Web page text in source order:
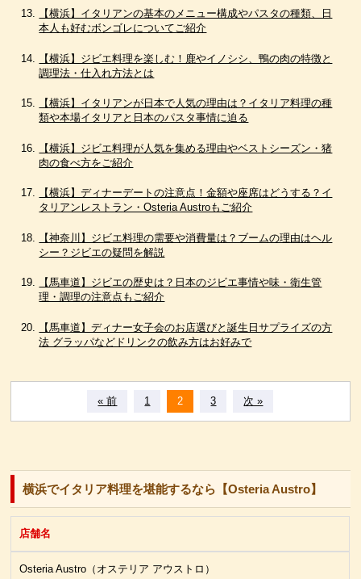
【横浜】イタリアンの基本のメニュー構成やパスタの種類、日
本人も好むボンゴレについてご紹介
【横浜】ジビエ料理を楽しむ！鹿やイノシシ、鴨の肉の特徴と
調理法・仕入れ方法とは
【横浜】イタリアンが日本で人気の理由は？イタリア料理の種
類や本場イタリアと日本のパスタ事情に迫る
【横浜】ジビエ料理が人気を集める理由やベストシーズン・猪
肉の食べ方をご紹介
【横浜】ディナーデートの注意点！金額や座席はどうする？イ
タリアンレストラン・Osteria Austroもご紹介
【神奈川】ジビエ料理の需要や消費量は？ブームの理由はヘル
シー？ジビエの疑問を解説
【馬車道】ジビエの歴史は？日本のジビエ事情や味・衛生管
理・調理の注意点もご紹介
【馬車道】ディナー女子会のお店選びと誕生日サプライズの方
法 グラッパなどドリンクの飲み方はお好みで
« 前 1 2 3 次 »
横浜でイタリア料理を堪能するなら【Osteria Austro】
店舗名
Osteria Austro（オステリア アウストロ）